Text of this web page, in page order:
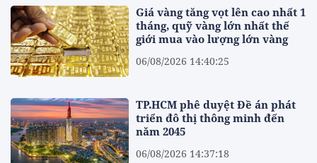
Giá vàng tăng vọt lên cao nhất 1
tháng, quỹ vàng lớn nhất thế
giới mua vào lượng lớn vàng
06/08/2026 14:40:25
TP.HCM phê duyệt Đề án phát
triển đô thị thông minh đến
năm 2045
06/08/2026 14:37:18